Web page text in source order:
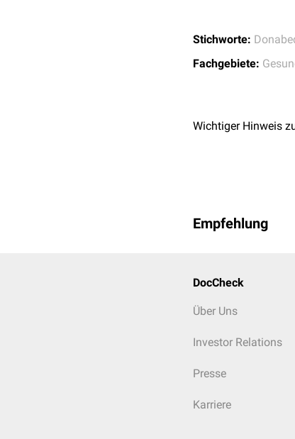
Stichworte:
Fachgebiete:
Wichtiger Hinweis
Empfehlung
DocCheck
Über Uns
Investor Relations
Presse
Karriere